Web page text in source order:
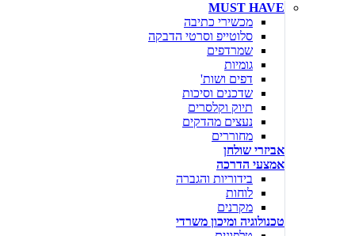
MUST HAVE
מכשירי כתיבה
סלוטייפ וסרטי הדבקה
שמרדפים
גומיות
דפים ושות'
שדכנים וסיכות
תיוק וקלסרים
נעצים מהדקים
מחוררים
אביזרי שולחן
אמצעי הדרכה
בידוריות והגברה
לוחות
מקרנים
טכנולוגיה ומיכון משרדי